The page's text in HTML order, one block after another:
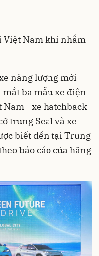
Việt Nam khi nhắm
năng lượng mới
mắt ba mẫu xe điện
Nam - xe hatchback
trung Seal và xe
biết đến tại Trung
báo cáo của hãng